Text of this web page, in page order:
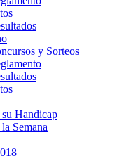
y Sorteos
Handicap
Semana